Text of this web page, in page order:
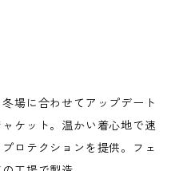
場に合わせてアップデート
ケット。温かい着心地で速
ロテクションを提供。フェ